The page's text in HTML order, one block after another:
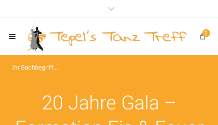
0
20 Jahre Gala –